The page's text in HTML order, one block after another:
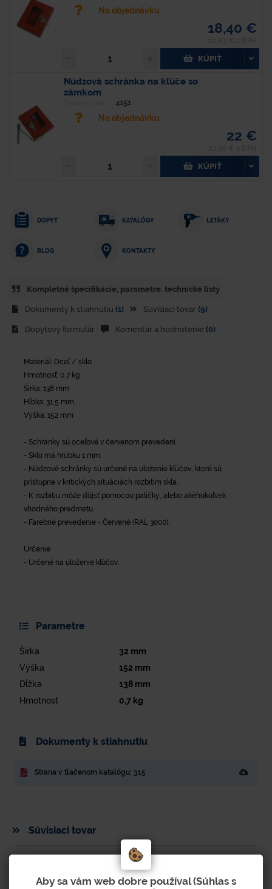
Na objednávku
18,40 €
KÚPIŤ
Núdzová schránka na kľúče so
zámkom
4151
Na objednávku
22 €
KÚPIŤ
DOPYT KATALÓGY LETÁKY
BLOG KONTAKTY
Kompletné špecifikácie, parametre. technické listy
Dokumenty k stiahnutiu (1) Súvisiaci tovar (9)
Dopytový formulár Komentár a hodnotenie (0)
Materiál: Oceľ / sklo
Hmotnosť: 0,7 kg
Šírka: 138 mm
Hĺbka: 31,5 mm
Výška: 152 mm
- Schránky sú oceľové v červenom prevedení.
- Sklo má hrúbku 1 mm.
- Núdzové schránky sú určené na uloženie kľúčov, ktoré sú
prístupné v kritických situáciách rozbitím skla.
- K rozbitiu môže dôjsť pomocou paličky, alebo akéhokoľvek
vhodného predmetu.
- Farebné prevedenie - Červené (RAL 3000).
Určenie
- Určené na uloženie kľúčov.
Parametre
Šírka 32 mm
Výška
152 mm
Dĺžka
138mm
Hmotnosť
0,7kg
Dokumenty k stiahnutiu
Strana v tlačenom katalógu: 315
Súvisiaci tovar
Aby sa vám web dobre používal (Súhlas s